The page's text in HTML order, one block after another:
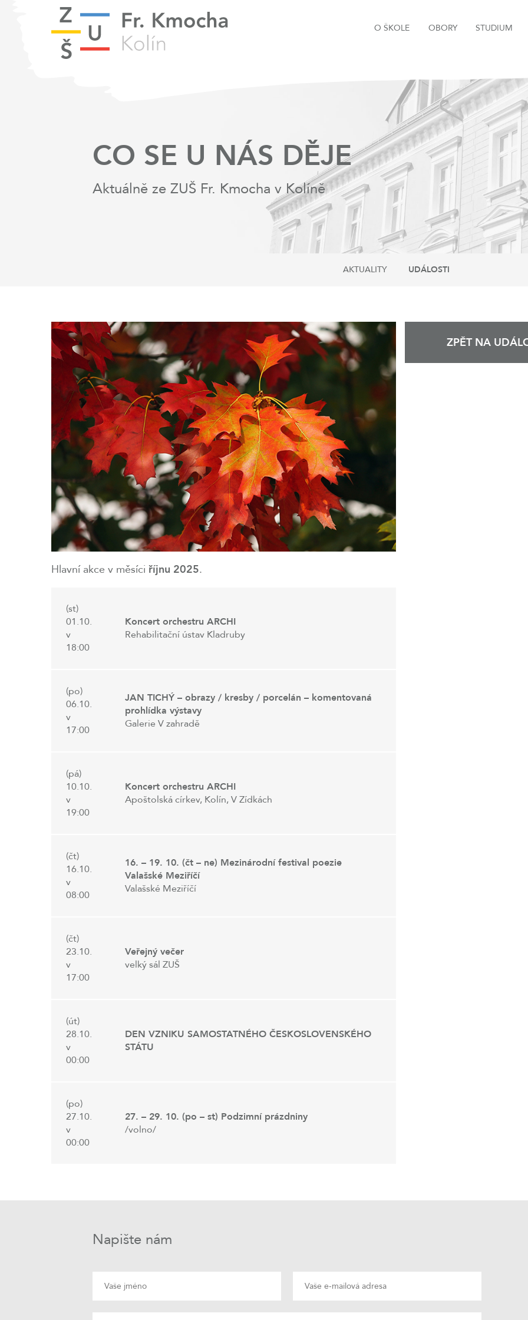
O ŠKOLE OBORY STUDIUM
CO SE U NÁS DĚJE
Aktuálně ze ZUŠ Fr. Kmocha v Kolíně
AKTUALITY UDÁLOSTI
Hlavní akce v měsíci říjnu 2025.
(st)
01.10.
v
18:00
Koncert orchestru ARCHI
Rehabilitační ústav Kladruby
(po)
06.10.
v
17:00
JAN TICHÝ – obrazy / kresby / porcelán – komentovaná
prohlídka výstavy
Galerie V zahradě
(pá)
10.10.
v
19:00
Koncert orchestru ARCHI
Apoštolská církev, Kolín, V Zídkách
(čt)
16.10.
v
08:00
16. – 19. 10. (čt – ne) Mezinárodní festival poezie
Valašské Meziříčí
Valašské Meziříčí
(čt)
23.10.
v
17:00
Veřejný večer
velký sál ZUŠ
(út)
28.10.
v
00:00
DEN VZNIKU SAMOSTATNÉHO ČESKOSLOVENSKÉHO
STÁTU
(po)
27.10.
v
00:00
27. – 29. 10. (po – st) Podzimní prázdniny
/volno/
ZPĚT NA
Napište nám